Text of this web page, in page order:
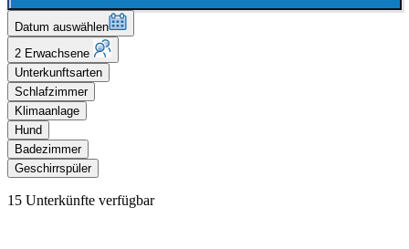
Datum auswählen
2 Erwachsene
Unterkunftsarten
Schlafzimmer
Klimaanlage
Hund
Badezimmer
Geschirrspüler
15 Unterkünfte verfügbar